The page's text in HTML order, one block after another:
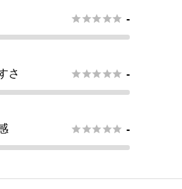
 -
さ  -
 -